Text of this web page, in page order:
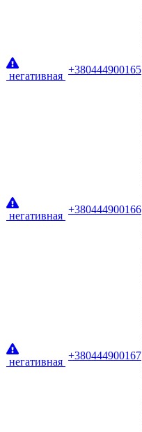
негативная
+380444900165
негативная
+380444900166
негативная
+380444900167